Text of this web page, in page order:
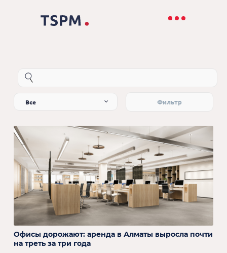
Все Фильтр
Офисы дорожают: аренда в Алматы выросла почти
на треть за три года